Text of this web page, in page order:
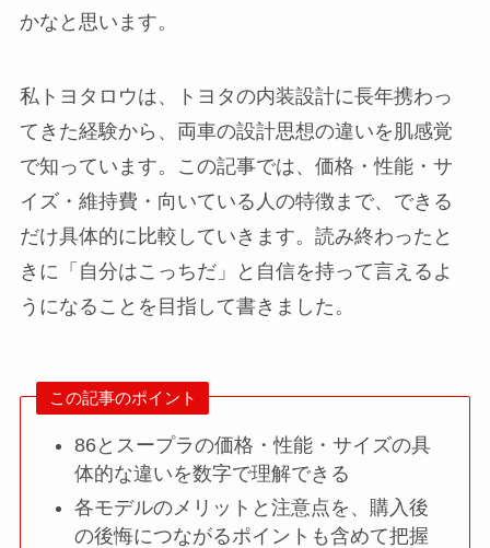
かなと思います。
私トヨタロウは、トヨタの内装設計に長年携わっ
てきた経験から、両車の設計思想の違いを肌感覚
で知っています。この記事では、価格・性能・サ
イズ・維持費・向いている人の特徴まで、できる
だけ具体的に比較していきます。読み終わったと
きに「自分はこっちだ」と自信を持って言えるよ
うになることを目指して書きました。
この記事のポイント
86とスープラの価格・性能・サイズの具
体的な違いを数字で理解できる
各モデルのメリットと注意点を、購入後
の後悔につながるポイントも含めて把握